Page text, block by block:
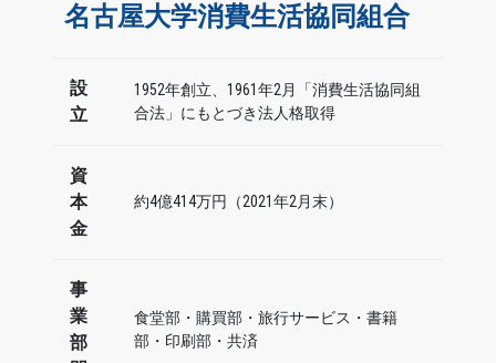
名古屋大学消費生活協同組合
設
立
1952年創立、1961年2月「消費生活協同組
合法」にもとづき法人格取得
資
本
金
約4億414万円（2021年2月末）
事
業
部
食堂部・購買部・旅行サービス・書籍
部・印刷部・共済